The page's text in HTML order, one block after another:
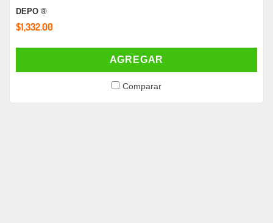
DEPO ®
$1,332.00
AGREGAR
Comparar